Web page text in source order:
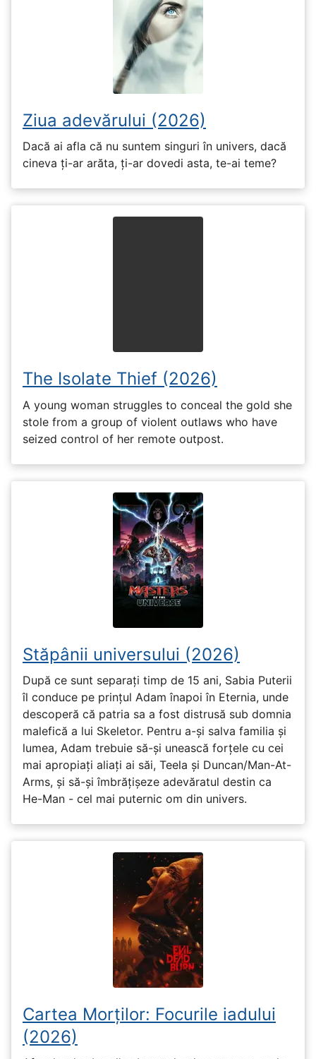
Ziua adevărului (2026)
Dacă ai afla că nu suntem singuri în univers, dacă
cineva ți-ar arăta, ți-ar dovedi asta, te-ai teme?
The Isolate Thief (2026)
A young woman struggles to conceal the gold she
stole from a group of violent outlaws who have
seized control of her remote outpost.
Stăpânii universului (2026)
După ce sunt separați timp de 15 ani, Sabia Puterii
îl conduce pe prințul Adam înapoi în Eternia, unde
descoperă că patria sa a fost distrusă sub domnia
malefică a lui Skeletor. Pentru a-și salva familia și
lumea, Adam trebuie să-și unească forțele cu cei
mai apropiați aliați ai săi, Teela și Duncan/Man-At-
Arms, și să-și îmbrățișeze adevăratul destin ca
He-Man - cel mai puternic om din univers.
Cartea Morților: Focurile iadului
(2026)